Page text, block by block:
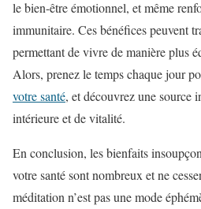
le bien-être émotionnel, et même
immunitaire. Ces bénéfices peuvent
permettant de vivre de manière plus
Alors, prenez le temps chaque jour
votre santé, et découvrez une source
intérieure et de vitalité.
En conclusion, les bienfaits
votre santé sont nombreux et ne
méditation n’est pas une mode